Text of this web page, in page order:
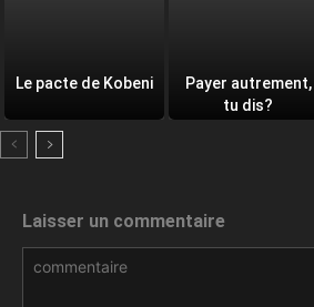
Le pacte de Kobeni
Payer autrement,
tu dis?
Laisser un commentaire